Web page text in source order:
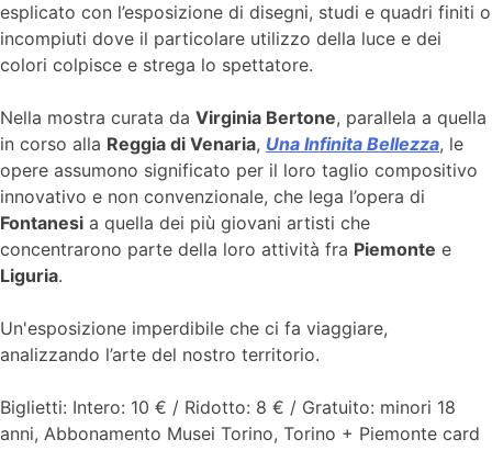
esplicato con l’esposizione di disegni, studi e quadri finiti o
incompiuti dove il particolare utilizzo della luce e dei
colori colpisce e strega lo spettatore.
Nella mostra curata da Virginia Bertone, parallela a quella
in corso alla Reggia di Venaria, Una Infinita Bellezza, le
opere assumono significato per il loro taglio compositivo
innovativo e non convenzionale, che lega l’opera di
Fontanesi a quella dei più giovani artisti che
concentrarono parte della loro attività fra Piemonte e
Liguria.
Un'esposizione imperdibile che ci fa viaggiare,
analizzando l’arte del nostro territorio.
Biglietti: Intero: 10 € / Ridotto: 8 € / Gratuito: minori 18
anni, Abbonamento Musei Torino, Torino + Piemonte card